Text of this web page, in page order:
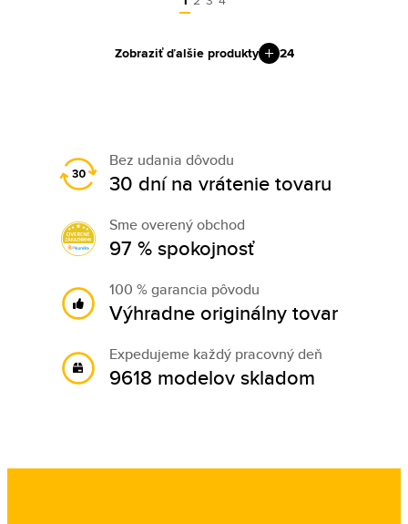
Zobraziť ďalšie produkty 24
Bez udania dôvodu
30 dní na vrátenie tovaru
Sme overený obchod
97 % spokojnosť
100 % garancia pôvodu
Výhradne originálny tovar
Expedujeme každý pracovný deň
9618 modelov skladom